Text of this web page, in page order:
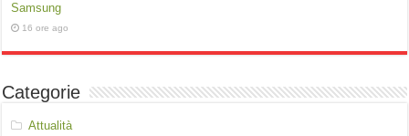
Samsung
16 ore ago
Categorie
Attualità